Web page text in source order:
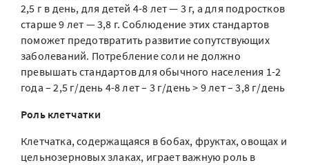
2,5 г в день, для детей 4-8 лет — 3 г, а для подростков
старше 9 лет — 3,8 г. Соблюдение этих стандартов
поможет предотвратить развитие сопутствующих
заболеваний. Потребление соли не должно
превышать стандартов для обычного населения 1-2
года – 2,5 г/день 4-8 лет – 3 г/день > 9 лет – 3,8 г/день
Роль клетчатки
Клетчатка, содержащаяся в бобах, фруктах, овощах и
цельнозерновых злаках, играет важную роль в